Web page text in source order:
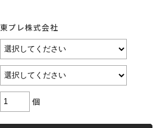
東プレ株式会社
個